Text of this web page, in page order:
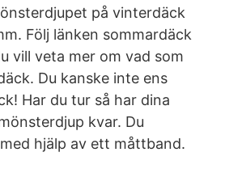
på vinterdäck
Följ länken sommardäck
vill veta mer om vad som
Du kanske inte ens
Har du tur så har dina
kvar. Du
hjälp av ett måttband.